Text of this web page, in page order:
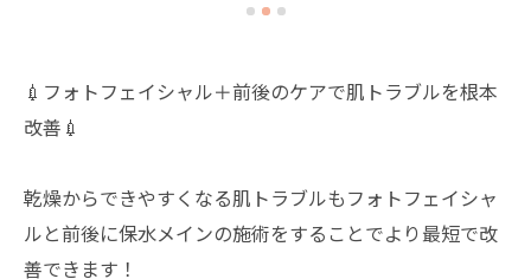
💉フォトフェイシャル＋前後のケアで肌トラブルを根本
改善💉
乾燥からできやすくなる肌トラブルもフォトフェイシャ
ルと前後に保水メインの施術をすることでより最短で改
善できます！